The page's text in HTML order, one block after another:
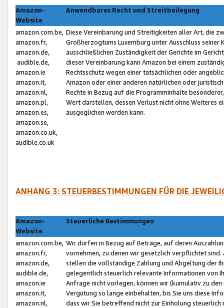
Amazon-
Website
Anwendbares Recht und Streitbeilegung
amazon.com.be,
amazon.fr,
amazon.de,
audible.de,
amazon.ie
amazon.it,
amazon.nl,
amazon.pl,
amazon.es,
amazon.se,
amazon.co.uk,
audible.co.uk
Diese Vereinbarung und Streitigkeiten aller Art, die
Großherzogtums Luxemburg unter Ausschluss
ausschließlichen Zuständigkeit der Gerichte im
dieser Vereinbarung kann Amazon bei einem
Rechtsschutz wegen einer tatsächlichen oder
Amazon oder einer anderen natürlichen oder
Rechte in Bezug auf die Programminhalte
Wert darstellen, dessen Verlust nicht ohne Weiteres
ausgeglichen werden kann.
ANHANG 3: STEUERBESTIMMUNGEN FÜR DIE
Amazon-
Website
Steuerliche Bestimmungen
amazon.com.be,
amazon.fr,
amazon.de,
audible.de,
amazon.ie
amazon.it,
amazon.nl,
Wir dürfen in Bezug auf Beträge, auf deren
vornehmen, zu denen wir gesetzlich verpflichtet
stellen die vollständige Zahlung und Abgeltung der
gelegentlich steuerlich relevante Informationen von
Anfrage nicht vorlegen, können wir (kumulativ zu
Vergütung so lange einbehalten, bis Sie uns diese
dass wir Sie betreffend nicht zur Einholung